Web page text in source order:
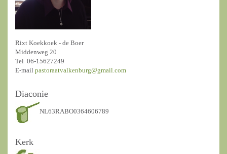
Rixt Koekkoek - de Boer
Middenweg 20
Tel 06-15627249
E-mail pastoraatvalkenburg@gmail.com
Diaconie
NL63RABO0364606789
Kerk